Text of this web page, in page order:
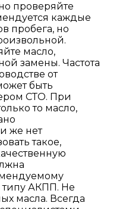
проверяйте
каждые
пробега, но
масло,
замены. Частота
от
быть
СТО. При
то масло,
же нет
такое,
типу АКПП. Не
масла. Всегда